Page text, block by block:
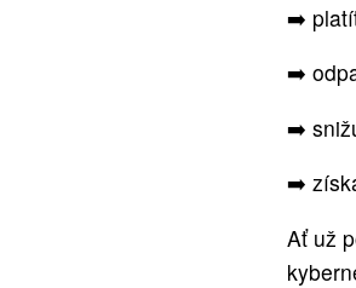
➡️
➡️
➡️
➡️
Ať už